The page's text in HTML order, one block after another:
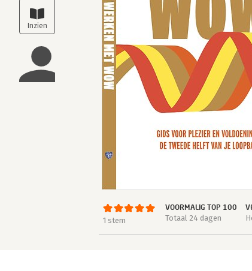
1 stem
VOORMALIG TOP 100
Totaal 24 dagen